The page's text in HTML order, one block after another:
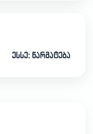
ესსე: წარმატება